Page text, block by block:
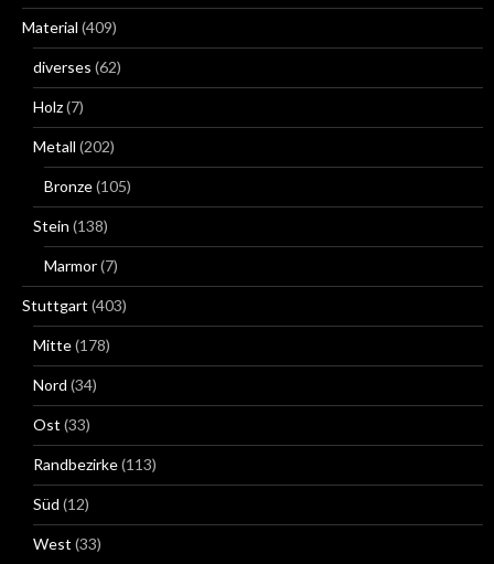
Material (409)
diverses (62)
Holz(7)
Metall (202)
Bronze(105)
Stein (138)
Marmor(7)
Stuttgart (403)
Mitte(178)
Nord (34)
Ost (33)
Randbezirke(113)
Süd (12)
West (33)